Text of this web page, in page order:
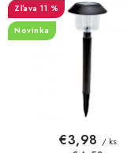
u
k
o
d
11 %
Novinka
€3,98 / ks